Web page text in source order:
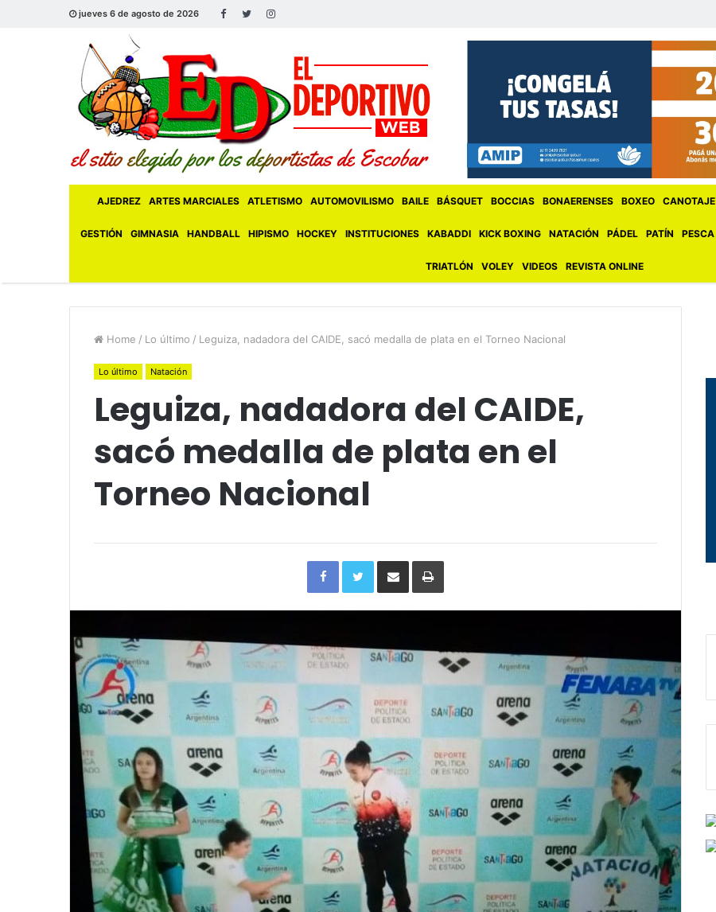
jueves 6 de agosto de 2026
AJEDREZ ARTES MARCIALES ATLETISMO AUTOMOVILISMO BAILE BÁSQUET BOCCIAS BONAERENSES BOXEO CANOTAJE
GESTIÓN GIMNASIA HANDBALL HIPISMO HOCKEY INSTITUCIONES KABADDI KICK BOXING NATACIÓN PÁDEL PATÍN PESCA
TRIATLÓN VOLEY VIDEOS REVISTA ONLINE
Home / Lo último / Leguiza, nadadora del CAIDE, sacó medalla de plata en el Torneo Nacional
Lo último Natación
Leguiza, nadadora del CAIDE,
sacó medalla de plata en el
Torneo Nacional
FacebookTwitterCompartirImprimir